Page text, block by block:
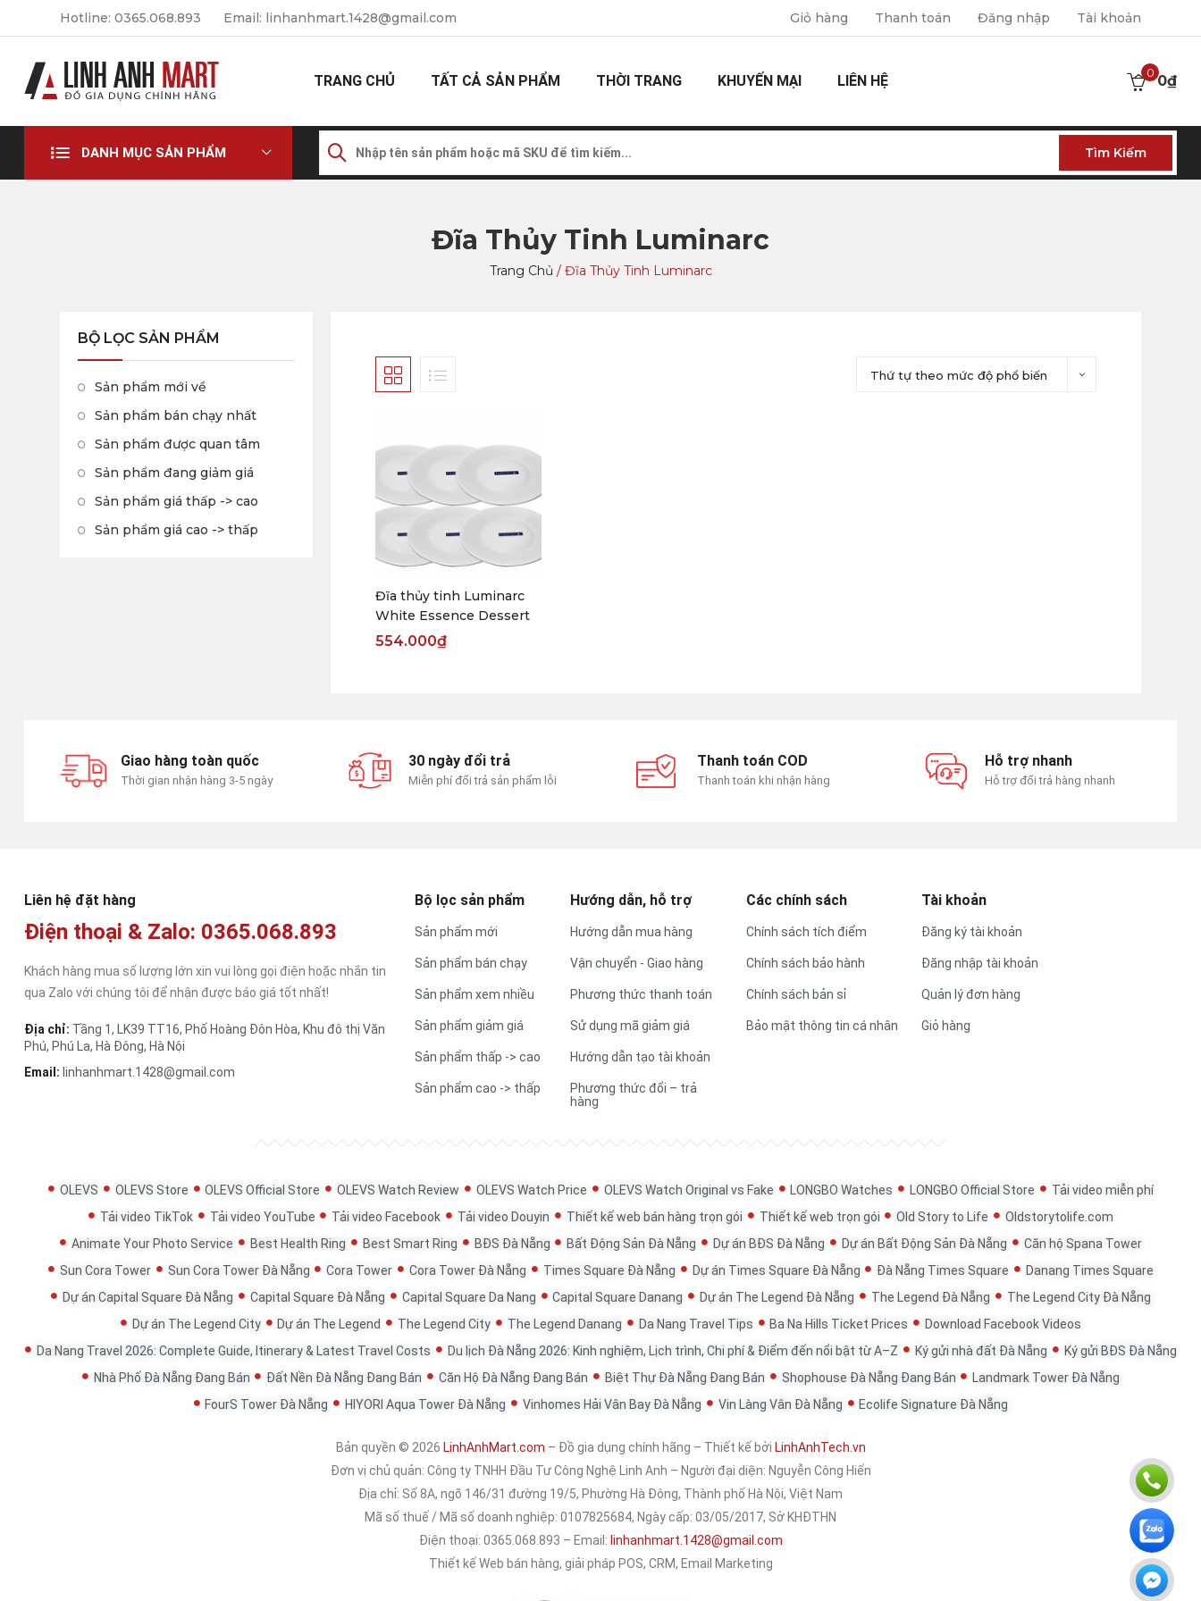
Giỏ hàng Thanh toán Đăng nhập Tài khoản
Hotline: 0365.068.893 Email: linhanhmart.1428@gmail.com
TRANG CHỦ TẤT CẢ SẢN PHẨM THỜI TRANG KHUYẾN MẠI LIÊN HỆ 0₫
0
DANH MỤC SẢN PHẨM Tìm Kiếm
Đĩa Thủy Tinh Luminarc
Trang Chủ / Đĩa Thủy Tinh Luminarc
Thứ tự theo mức độ phổ biến
Đĩa thủy tinh Luminarc
White Essence Dessert
554.000₫
BỘ LỌC SẢN PHẨM
Sản phẩm mới về
Sản phẩm bán chạy nhất
Sản phẩm được quan tâm
Sản phẩm đang giảm giá
Sản phẩm giá thấp -> cao
Sản phẩm giá cao -> thấp
Giao hàng toàn quốc
Thời gian nhận hàng 3-5 ngày
30 ngày đổi trả
Miễn phí đổi trả sản phẩm lỗi
Thanh toán COD
Thanh toán khi nhận hàng
Hỗ trợ nhanh
Hỗ trợ đổi trả hàng nhanh
Liên hệ đặt hàng
Điện thoại & Zalo: 0365.068.893
Khách hàng mua số lượng lớn xin vui lòng gọi điện hoặc nhắn tin
qua Zalo với chúng tôi để nhận được báo giá tốt nhất!
Địa chỉ: Tầng 1, LK39 TT16, Phố Hoàng Đôn Hòa, Khu đô thị Văn
Phú, Phú La, Hà Đông, Hà Nội
Email: linhanhmart.1428@gmail.com
Bộ lọc sản phẩm
Sản phẩm mới
Sản phẩm bán chạy
Sản phẩm xem nhiều
Sản phẩm giảm giá
Sản phẩm thấp -> cao
Sản phẩm cao -> thấp
Hướng dẫn, hỗ trợ
Hướng dẫn mua hàng
Vận chuyển - Giao hàng
Phương thức thanh toán
Sử dụng mã giảm giá
Hướng dẫn tạo tài khoản
Phương thức đổi – trả
hàng
Các chính sách
Chính sách tích điểm
Chính sách bảo hành
Chính sách bản sỉ
Bảo mật thông tin cá nhân
Tài khoản
Đăng ký tài khoản
Đăng nhập tài khoản
Quản lý đơn hàng
Giỏ hàng
OLEVS OLEVS Store OLEVS Official Store OLEVS Watch Review OLEVS Watch Price OLEVS Watch Original vs Fake LONGBO Watches LONGBO Official Store
Tải video miễn phí
Tải video TikTok
Tải video YouTube Tải video Facebook Tải video Douyin Thiết kế web bán hàng trọn gói Thiết kế web trọn gói Old Story to Life
Oldstorytolife.com
Animate Your Photo Service
Best Health Ring Best Smart Ring BĐS Đà Nẵng Bất Động Sản Đà Nẵng Dự án BĐS Đà Nẵng Dự án Bất Động Sản Đà Nẵng
Căn hộ Spana Tower
Sun Cora Tower
Sun Cora Tower Đà Nẵng Cora Tower Cora Tower Đà Nẵng Times Square Đà Nẵng Dự án Times Square Đà Nẵng Đà Nẵng Times Square
Danang Times Square
Dự án Capital Square Đà Nẵng
Capital Square Đà Nẵng Capital Square Da Nang Capital Square Danang Dự án The Legend Đà Nẵng The Legend Đà Nẵng
The Legend City Đà Nẵng
Dự án The Legend City
Dự án The Legend The Legend City The Legend Danang Da Nang Travel Tips Ba Na Hills Ticket Prices
Download Facebook Videos
Da Nang Travel 2026: Complete Guide, Itinerary & Latest Travel Costs
Du lịch Đà Nẵng 2026: Kinh nghiệm, Lịch trình, Chi phí & Điểm đến nổi bật từ A–Z Ký gửi nhà đất Đà Nẵng
Ký gửi BĐS Đà Nẵng
Nhà Phố Đà Nẵng Đang Bán
Đất Nền Đà Nẵng Đang Bán Căn Hộ Đà Nẵng Đang Bán Biệt Thự Đà Nẵng Đang Bán Shophouse Đà Nẵng Đang Bán
Landmark Tower Đà Nẵng
FourS Tower Đà Nẵng
HIYORI Aqua Tower Đà Nẵng Vinhomes Hải Vân Bay Đà Nẵng Vin Làng Vân Đà Nẵng Ecolife Signature Đà Nẵng
Bản quyền © 2026 LinhAnhMart.com – Đồ gia dụng chính hãng – Thiết kế bởi LinhAnhTech.vn
Đơn vị chủ quản: Công ty TNHH Đầu Tư Công Nghệ Linh Anh – Người đại diện: Nguyễn Công Hiến
Địa chỉ: Số 8A, ngõ 146/31 đường 19/5, Phường Hà Đông, Thành phố Hà Nội, Việt Nam
Mã số thuế / Mã số doanh nghiệp: 0107825684, Ngày cấp: 03/05/2017, Sở KHĐTHN
Điện thoại: 0365.068.893 – Email: linhanhmart.1428@gmail.com
Thiết kế Web bán hàng, giải pháp POS, CRM, Email Marketing